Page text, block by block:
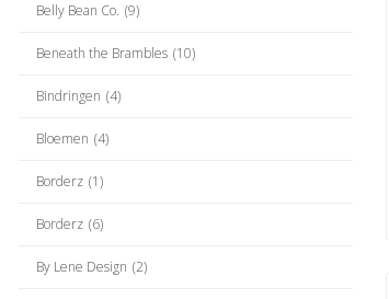
Belly Bean Co. (9)
Beneath the Brambles (10)
Bindringen (4)
Bloemen (4)
Borderz (1)
Borderz (6)
By Lene Design (2)